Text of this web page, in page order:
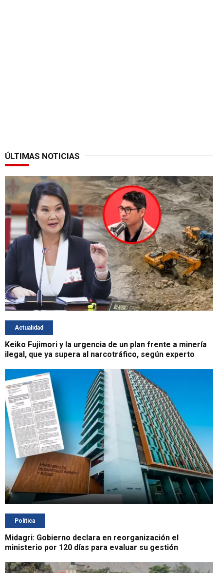
ÚLTIMAS NOTICIAS
Actualidad
Keiko Fujimori y la urgencia de un plan frente a minería
ilegal, que ya supera al narcotráfico, según experto
Política
Midagri: Gobierno declara en reorganización el
ministerio por 120 días para evaluar su gestión